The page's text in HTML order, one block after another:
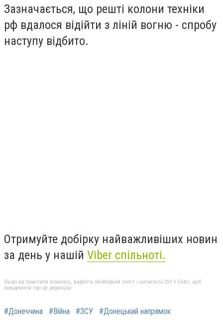
Зазначається, що решті колони техніки
рф вдалося відійти з ліній вогню - спробу
наступу відбито.
Отримуйте добірку найважливіших новин
за день у нашій Viber спільноті.
Якщо ви помітили помилку, виділіть необхідний текст і натисніть Ctrl + Enter, щоб
повідомити про це редакцію
#Донеччина #Війна #ЗСУ #Донецький напрямок